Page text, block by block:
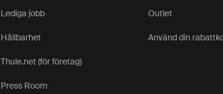
Lediga jobb
Hållbarhet
Thule.net (för företag)
Press Room
Outlet
Använd din